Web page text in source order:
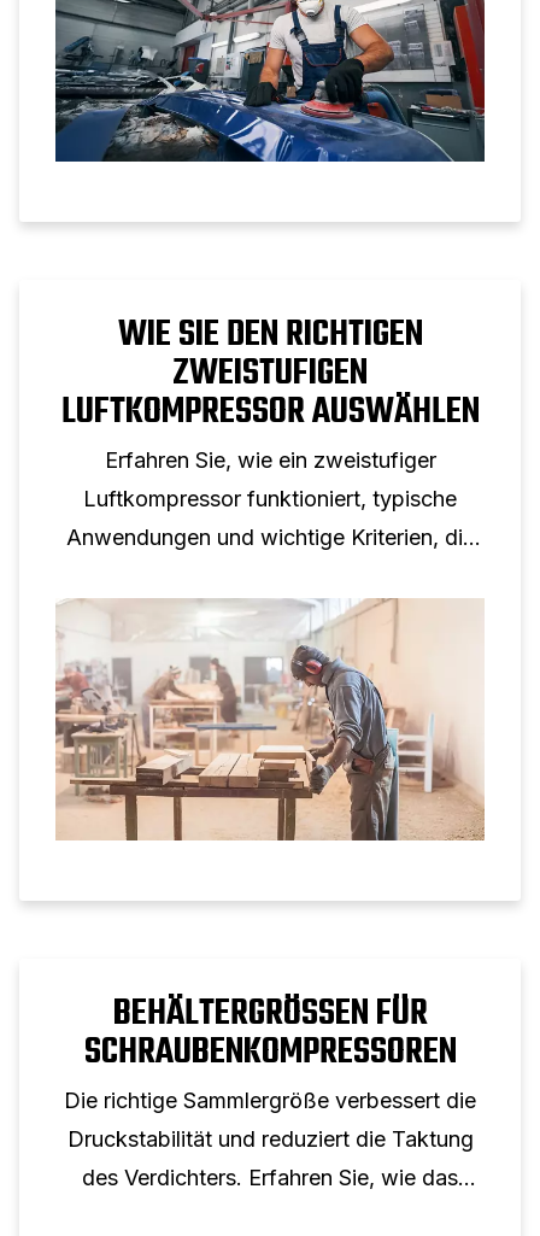
WIE SIE DEN RICHTIGEN
ZWEISTUFIGEN
LUFTKOMPRESSOR AUSWÄHLEN
Erfahren Sie, wie ein zweistufiger
Luftkompressor funktioniert, typische
Anwendungen und wichtige Kriterien, die
Kolbenkompressors für den
professionellen Einsatz zu berücksichtigen
sind.
BEHÄLTERGRÖSSEN FÜR S
CHRAUBENKOMPRESSOREN
Die richtige Sammlergröße verbessert die
Druckstabilität und reduziert die Taktung
des Verdichters. Erfahren Sie, wie das